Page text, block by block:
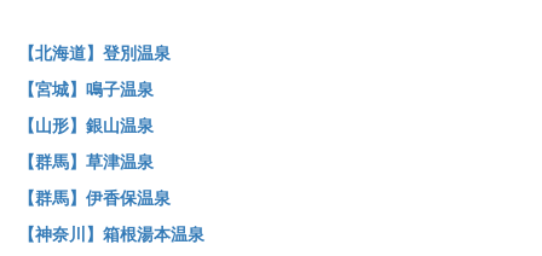
【北海道】登別温泉
【宮城】鳴子温泉
【山形】銀山温泉
【群馬】草津温泉
【群馬】伊香保温泉
【神奈川】箱根湯本温泉